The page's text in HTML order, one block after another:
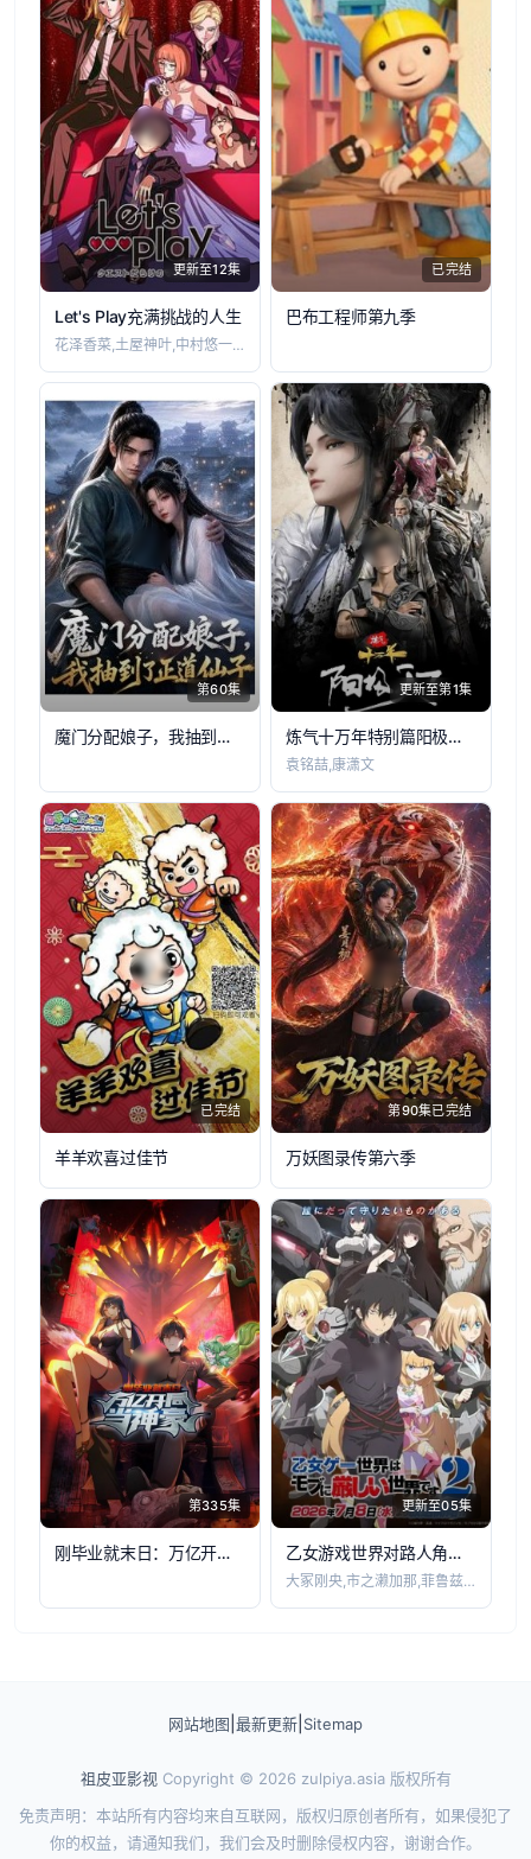
更新至12集
Let's Play充满挑战的人生
花泽香菜,土屋神叶,中村悠一,杉田智和,
已完结
巴布工程师第九季
第60集
魔门分配娘子，我抽到了正道仙子
更新至第1集
炼气十万年特别篇阳极天下
袁铭喆,康潇文
已完结
羊羊欢喜过佳节
第90集已完结
万妖图录传第六季
第335集
刚毕业就末日：万亿开局当神豪动态漫画
更新至05集
乙女游戏世界对路人角色很不友好第2季
大冢刚央,市之濑加那,菲鲁兹·蓝,石田彰
网站地图 最新更新 Sitemap
祖皮亚影视 Copyright © 2026 zulpiya.asia 版权所有
免责声明：本站所有内容均来自互联网，版权归原创者所有，如果侵犯了
你的权益，请通知我们，我们会及时删除侵权内容，谢谢合作。